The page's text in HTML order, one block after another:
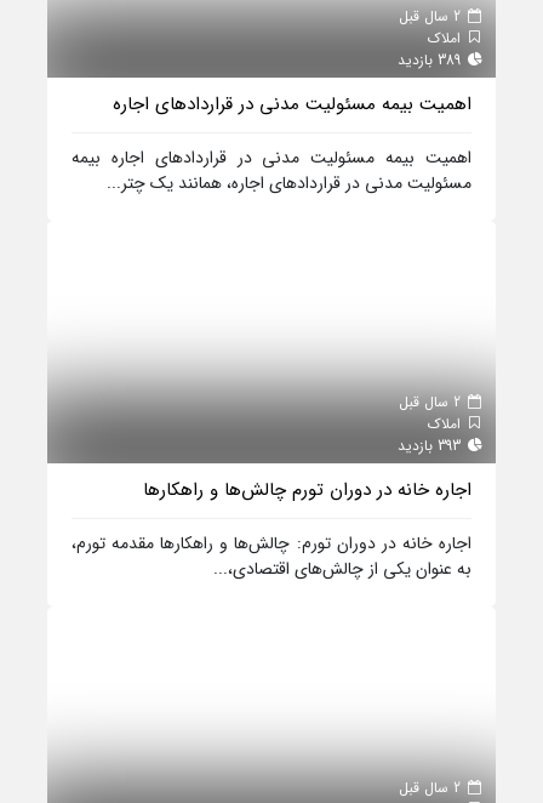
املاک
اهمیت بیمه مسئولیت مدنی در قراردادهای اجاره
اهمیت بیمه مسئولیت مدنی در قراردادهای اجاره بیمه
مسئولیت مدنی در قراردادهای اجاره، همانند یک چتر...
املاک
اجاره خانه در دوران تورم چالش‌ها و راهکارها
اجاره خانه در دوران تورم: چالش‌ها و راهکارها مقدمه تورم،
به عنوان یکی از چالش‌های اقتصادی،...